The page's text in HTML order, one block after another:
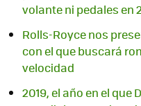
volante ni pedales en
Rolls-Royce nos
con el que buscará
velocidad
2019, el año en el que